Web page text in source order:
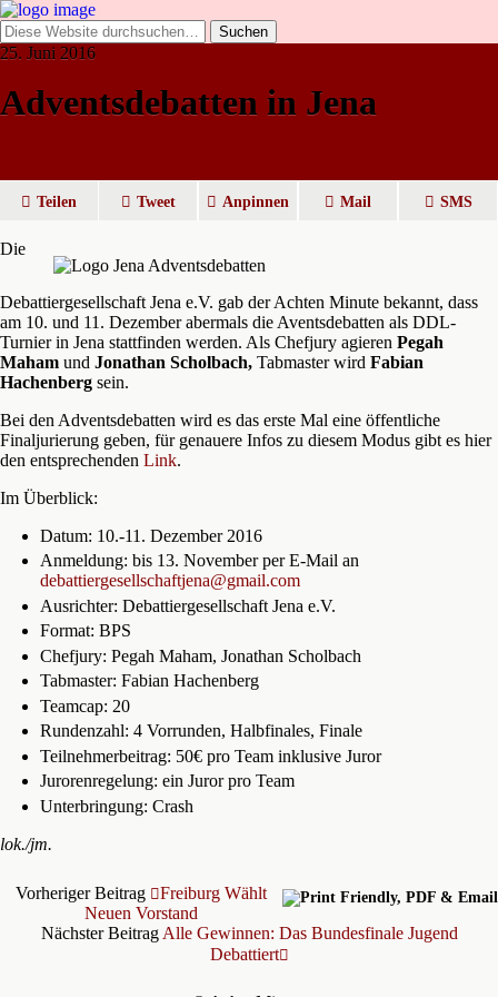
25. Juni 2016
Adventsdebatten in Jena
Teilen Tweet Anpinnen Mail SMS
Die
Debattiergesellschaft Jena e.V. gab der Achten Minute bekannt, dass
am 10. und 11. Dezember abermals die Aventsdebatten als DDL-
Turnier in Jena stattfinden werden. Als Chefjury agieren Pegah
Maham und Jonathan Scholbach, Tabmaster wird Fabian
Hachenberg sein.
Bei den Adventsdebatten wird es das erste Mal eine öffentliche
Finaljurierung geben, für genauere Infos zu diesem Modus gibt es hier
den entsprechenden Link.
Im Überblick:
Datum: 10.-11. Dezember 2016
Anmeldung: bis 13. November per E-Mail an
debattiergesellschaftjena@gmail.com
Ausrichter: Debattiergesellschaft Jena e.V.
Format: BPS
Chefjury: Pegah Maham, Jonathan Scholbach
Tabmaster: Fabian Hachenberg
Teamcap: 20
Rundenzahl: 4 Vorrunden, Halbfinales, Finale
Teilnehmerbeitrag: 50€ pro Team inklusive Juror
Jurorenregelung: ein Juror pro Team
Unterbringung: Crash
lok./jm.
Vorheriger Beitrag
Freiburg Wählt
Neuen Vorstand
Nächster Beitrag Alle Gewinnen: Das Bundesfinale Jugend
Debattiert